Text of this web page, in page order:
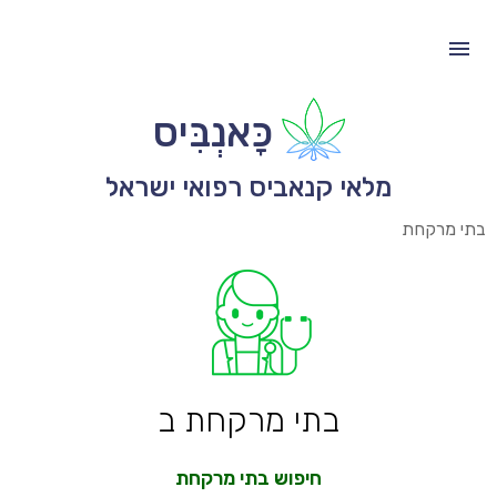
כָּאנְבִּיס
מלאי קנאביס רפואי ישראל
בתי מרקחת
בתי מרקחת ב
חיפוש בתי מרקחת